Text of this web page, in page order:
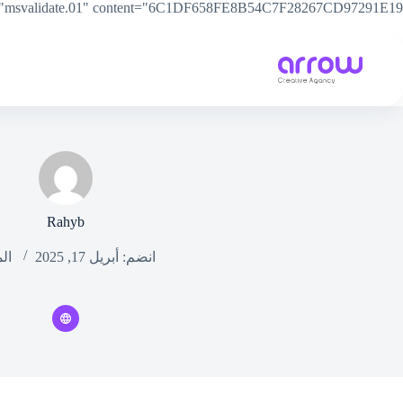
content="6C1DF658FE8B54C7F28267CD97291E19" />
Rahyb
انضم: أبريل 17, 2025